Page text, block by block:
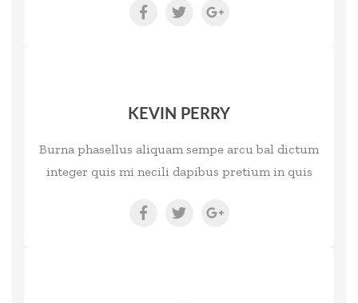
KEVIN PERRY
Burna phasellus aliquam sempe arcu bal dictum
integer quis mi necili dapibus pretium in quis